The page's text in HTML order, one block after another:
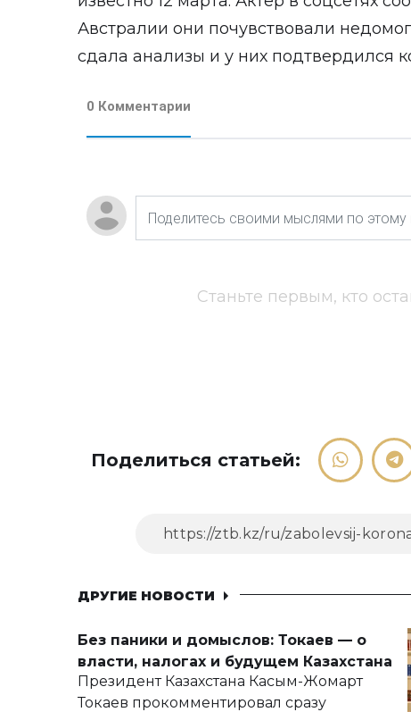
Австралии они почувствовали
сдала анализы и у них подтвердился
0 Комментарии
Станьте первым, кто
Поделиться статьей:
ДРУГИЕ НОВОСТИ
Без паники и домыслов: Токаев — о
власти, налогах и будущем Казахстана
Президент Казахстана Касым-Жомарт
Токаев прокомментировал сразу